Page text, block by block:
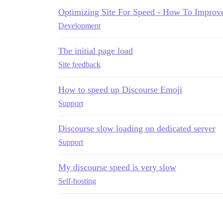
Optimizing Site For Speed - How To
Development
The initial page load
Site feedback
How to speed up Discourse Emoji
Support
Discourse slow loading on dedicated server
Support
My discourse speed is very slow
Self-hosting